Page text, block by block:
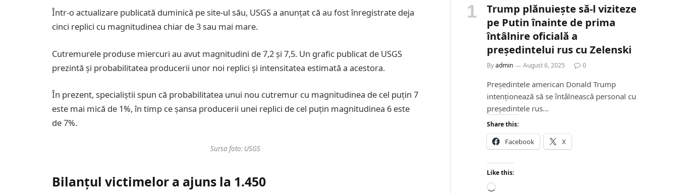
Într-o actualizare publicată duminică pe site-ul său, USGS a anunțat că au fost înregistrate deja
cinci replici cu magnitudinea chiar de 3 sau mai mare.
Cutremurele produse miercuri au avut magnitudini de 7,2 și 7,5. Un grafic publicat de USGS
prezintă și probabilitatea producerii unor noi replici și intensitatea estimată a acestora.
În prezent, specialiștii spun că probabilitatea unui nou cutremur cu magnitudinea de cel puțin 7
este mai mică de 1%, în timp ce șansa producerii unei replici de cel puțin magnitudinea 6 este
de 7%.
Sursa foto: USGS
Bilanțul victimelor a ajuns la 1.450
Trump plănuiește să-l viziteze
pe Putin înainte de prima
întâlnire oficială a
președintelui rus cu Zelenski
Byadmin August 6, 2025 0
Președintele american Donald Trump
intenționează să se întâlnească personal cu
președintele rus…
Share this:
Facebook X
Like this:
L